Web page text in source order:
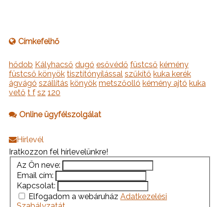
Címkefelhő
hődob Kályhacső dugó esővédő füstcső kémény
füstcső könyök tisztítónyílással szűkítő kuka kerék
ágvágó szállítás könyök metszőolló kémény ajtó kuka
vető t f sz 120
Online ügyfélszolgálat
Hírlevél
Iratkozzon fel hírlevelünkre!
Az Ön neve:
Email cím:
Kapcsolat:
Elfogadom a webáruház Adatkezelési